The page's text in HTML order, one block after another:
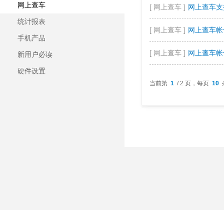
网上查车
统计报表
手机产品
新用户必读
硬件设置
[ 网上查车 ] 网上查车
[ 网上查车 ] 网上查车
[ 网上查车 ] 网上查车
当前第 1 / 2 页，每页 10